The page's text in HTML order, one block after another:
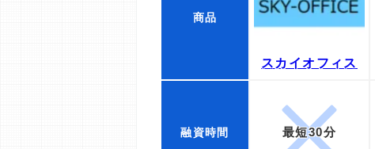
商品
スカイオフィス
融資時間 最短30分